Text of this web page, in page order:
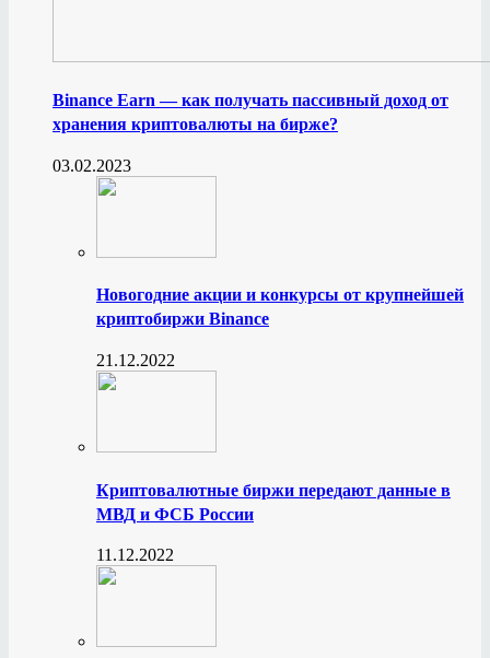
Binance Earn — как получать пассивный доход от
хранения криптовалюты на бирже?
03.02.2023
Новогодние акции и конкурсы от крупнейшей
криптобиржи Binance
21.12.2022
Криптовалютные биржи передают данные в
МВД и ФСБ России
11.12.2022